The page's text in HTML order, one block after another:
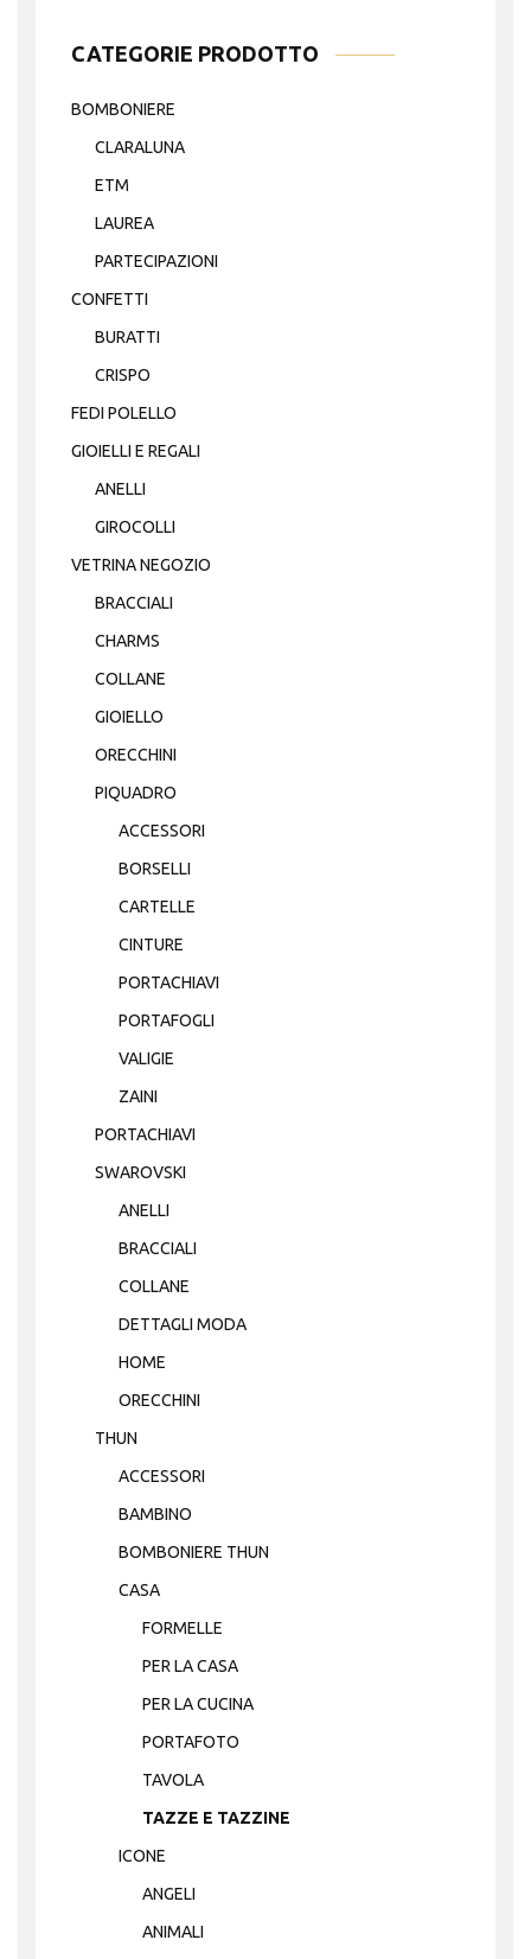
CATEGORIE PRODOTTO
BOMBONIERE
CLARALUNA
ETM
LAUREA
PARTECIPAZIONI
CONFETTI
BURATTI
CRISPO
FEDI POLELLO
GIOIELLI E REGALI
ANELLI
GIROCOLLI
VETRINA NEGOZIO
BRACCIALI
CHARMS
COLLANE
GIOIELLO
ORECCHINI
PIQUADRO
ACCESSORI
BORSELLI
CARTELLE
CINTURE
PORTACHIAVI
PORTAFOGLI
VALIGIE
ZAINI
PORTACHIAVI
SWAROVSKI
ANELLI
BRACCIALI
COLLANE
DETTAGLI MODA
HOME
ORECCHINI
THUN
ACCESSORI
BAMBINO
BOMBONIERE THUN
CASA
FORMELLE
PER LA CASA
PER LA CUCINA
PORTAFOTO
TAVOLA
TAZZE E TAZZINE
ICONE
ANGELI
ANIMALI